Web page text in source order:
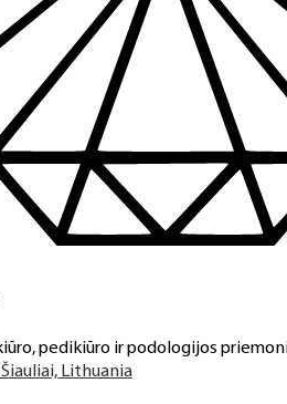
vietoje ir pristatome visoje
iškilo problemų su užsakymu, mus
kokybės produktus nagams,
pedikiūro ir podologijos
Šiauliai, Lithuania